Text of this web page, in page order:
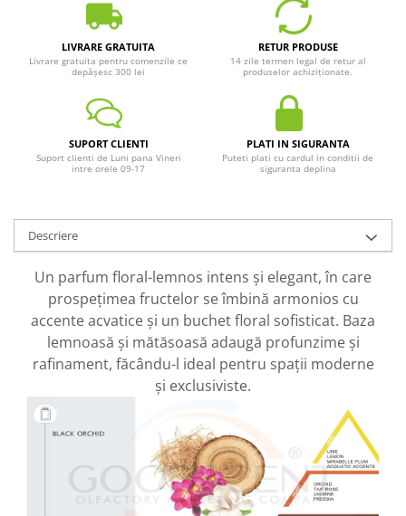
LIVRARE GRATUITA
Livrare gratuita pentru comenzile ce
depășesc 300 lei
RETUR PRODUSE
14 zile termen legal de retur al
produselor achiziționate.
SUPORT CLIENTI
Suport clienti de Luni pana Vineri
intre orele 09-17
PLATI IN SIGURANTA
Puteti plati cu cardul in conditii de
siguranta deplina
Descriere
Un parfum floral-lemnos intens și elegant, în care
prospețimea fructelor se îmbină armonios cu
accente acvatice și un buchet floral sofisticat. Baza
lemnoasă și mătăsoasă adaugă profunzime și
rafinament, făcându-l ideal pentru spații moderne
și exclusiviste.